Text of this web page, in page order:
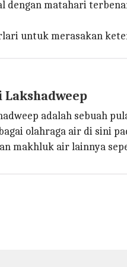
dengan matahari
untuk merasakan
adalah sebuah
olahraga air di sini
makhluk air lainnya